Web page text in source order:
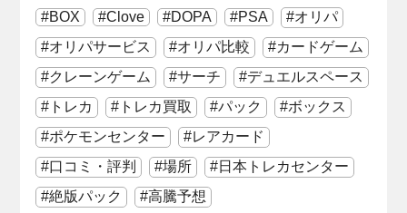
BOX Clove DOPA PSA
オリパ
オリパサービス
オリパ比較
カードゲーム
クレーンゲーム
サーチ
デュエルスペース
トレカ
トレカ買取 パック
ボックス
ポケモンセンター
レアカード
口コミ・評判
場所
日本トレカセンター
絶版パック
高騰予想